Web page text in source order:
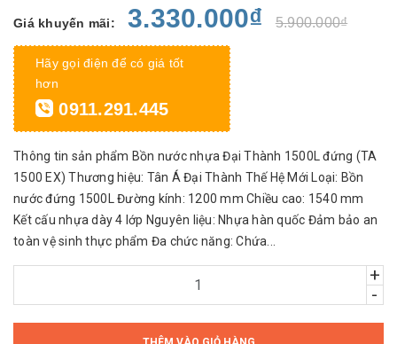
Giá khuyến mãi: 3.330.000₫ 5.900.000₫
Hãy gọi điện để có giá tốt
hơn
0911.291.445
Thông tin sản phẩm Bồn nước nhựa Đại Thành 1500L đứng (TA
1500 EX) Thương hiệu: Tân Á Đại Thành Thế Hệ Mới Loại: Bồn
nước đứng 1500L Đường kính: 1200 mm Chiều cao: 1540 mm
Kết cấu nhựa dày 4 lớp Nguyên liệu: Nhựa hàn quốc Đảm bảo an
toàn vệ sinh thực phẩm Đa chức năng: Chứa...
+
-